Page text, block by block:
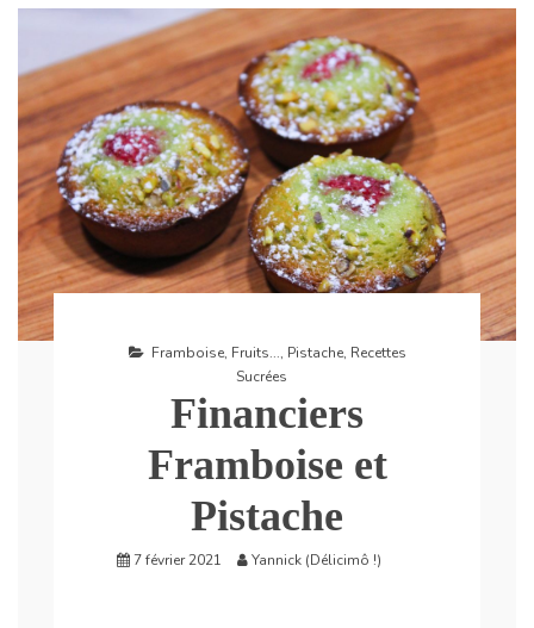
Framboise, Fruits..., Pistache, Recettes
Sucrées
Financiers
Framboise et
Pistache
7 février 2021 Yannick (Délicimô !)